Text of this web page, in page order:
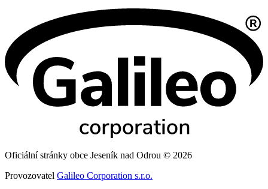
Oficiální stránky obce Jeseník nad Odrou © 2026
Provozovatel Galileo Corporation s.r.o.